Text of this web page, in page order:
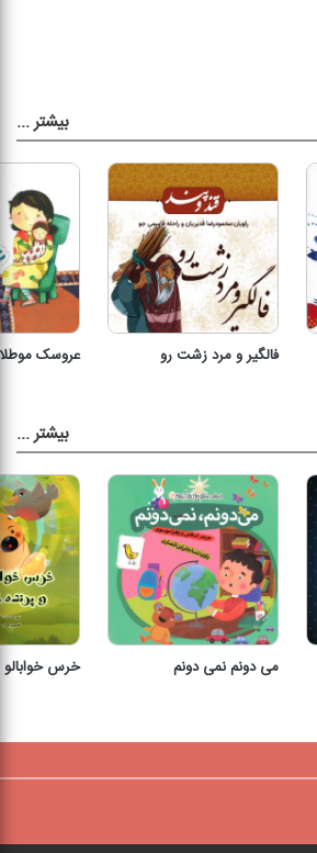
بیشتر...
فالگیر و مرد زشت رو عروسک
بیشتر...
می دونم نمی دونم خرس